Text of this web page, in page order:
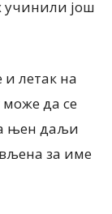
учинили још
летак на
може да се
њен даљи
за име